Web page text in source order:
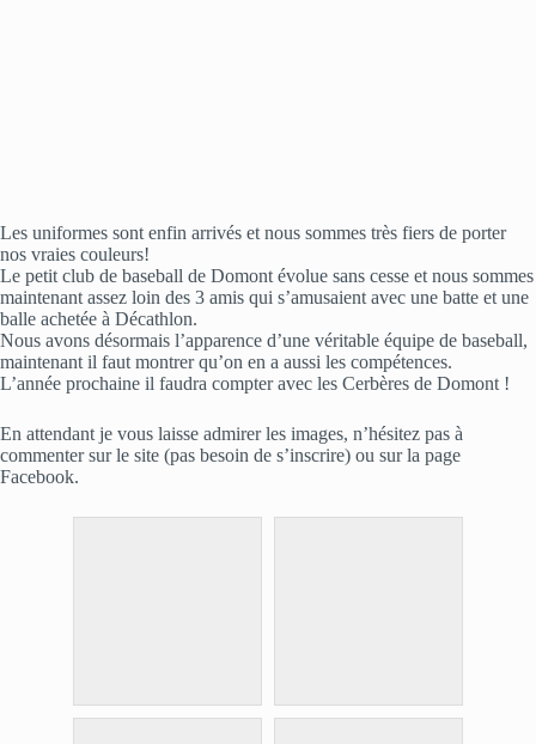
Les uniformes sont enfin arrivés et nous sommes très fiers de porter
nos vraies couleurs!
Le petit club de baseball de Domont évolue sans cesse et nous sommes
maintenant assez loin des 3 amis qui s’amusaient avec une batte et une
balle achetée à Décathlon.
Nous avons désormais l’apparence d’une véritable équipe de baseball,
maintenant il faut montrer qu’on en a aussi les compétences.
L’année prochaine il faudra compter avec les Cerbères de Domont !
En attendant je vous laisse admirer les images, n’hésitez pas à
commenter sur le site (pas besoin de s’inscrire) ou sur la page
Facebook.